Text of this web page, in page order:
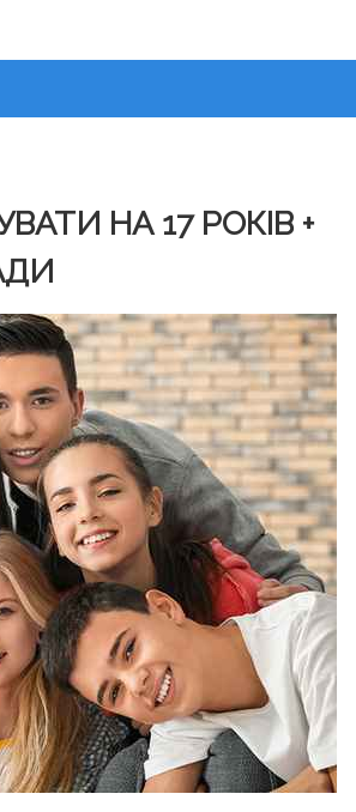
НА 17 РОКІВ +